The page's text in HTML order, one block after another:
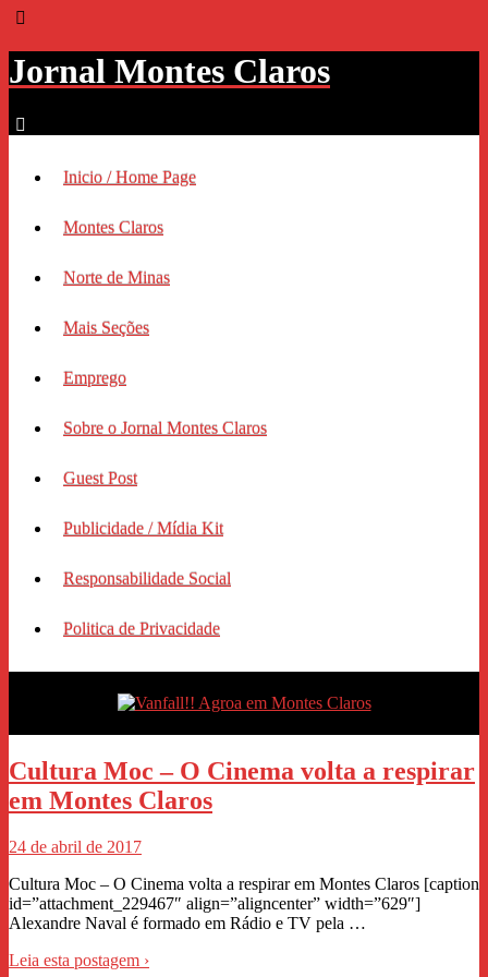
Jornal Montes Claros
Inicio / Home Page
Montes Claros
Norte de Minas
Mais Seções
Emprego
Sobre o Jornal Montes Claros
Guest Post
Publicidade / Mídia Kit
Responsabilidade Social
Politica de Privacidade
Cultura Moc – O Cinema volta a respirar
em Montes Claros
24 de abril de 2017
Cultura Moc – O Cinema volta a respirar em Montes Claros [caption
id=”attachment_229467″ align=”aligncenter” width=”629″]
Alexandre Naval é formado em Rádio e TV pela …
Leia esta postagem ›